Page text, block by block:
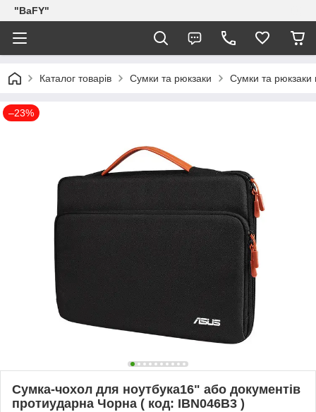
"BaFY"
Каталог товарів Сумки та рюкзаки Сумки та рюкзаки
–23%
Сумка-чохол для ноутбука16" або документів
протиударна Чорна ( код: IBN046B3 )